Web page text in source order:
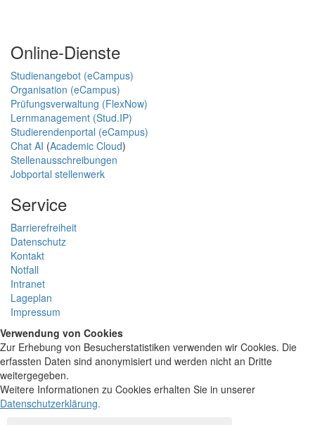
Online-Dienste
Studienangebot (eCampus)
Organisation (eCampus)
Prüfungsverwaltung (FlexNow)
Lernmanagement (Stud.IP)
Studierendenportal (eCampus)
Chat AI (Academic Cloud)
Stellenausschreibungen
Jobportal stellenwerk
Service
Barrierefreiheit
Datenschutz
Kontakt
Notfall
Intranet
Lageplan
Impressum
Verwendung von Cookies
Zur Erhebung von Besucherstatistiken verwenden wir Cookies. Die
erfassten Daten sind anonymisiert und werden nicht an Dritte
weitergegeben.
Weitere Informationen zu Cookies erhalten Sie in unserer
Datenschutzerklärung.